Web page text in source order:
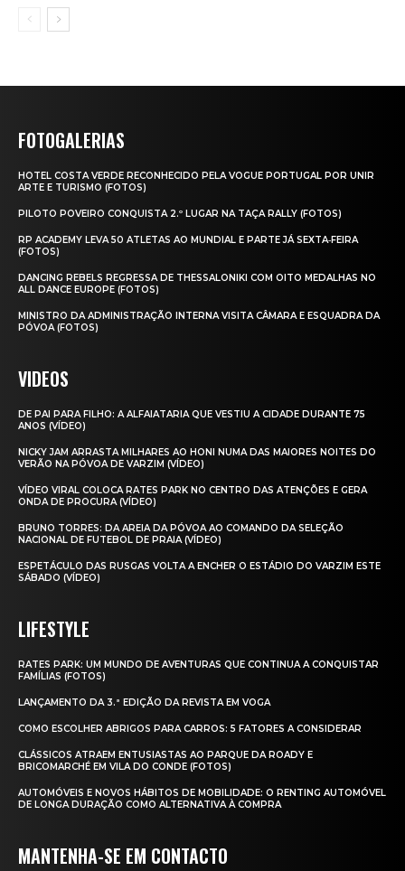
FOTOGALERIAS
HOTEL COSTA VERDE RECONHECIDO PELA VOGUE PORTUGAL POR UNIR
ARTE E TURISMO (FOTOS)
PILOTO POVEIRO CONQUISTA 2.º LUGAR NA TAÇA RALLY (FOTOS)
RP ACADEMY LEVA 50 ATLETAS AO MUNDIAL E PARTE JÁ SEXTA‑FEIRA
(FOTOS)
DANCING REBELS REGRESSA DE THESSALONIKI COM OITO MEDALHAS NO
ALL DANCE EUROPE (FOTOS)
MINISTRO DA ADMINISTRAÇÃO INTERNA VISITA CÂMARA E ESQUADRA DA
PÓVOA (FOTOS)
VIDEOS
DE PAI PARA FILHO: A ALFAIATARIA QUE VESTIU A CIDADE DURANTE 75
ANOS (VÍDEO)
NICKY JAM ARRASTA MILHARES AO HONI NUMA DAS MAIORES NOITES DO
VERÃO NA PÓVOA DE VARZIM (VÍDEO)
VÍDEO VIRAL COLOCA RATES PARK NO CENTRO DAS ATENÇÕES E GERA
ONDA DE PROCURA (VÍDEO)
BRUNO TORRES: DA AREIA DA PÓVOA AO COMANDO DA SELEÇÃO
NACIONAL DE FUTEBOL DE PRAIA (VÍDEO)
ESPETÁCULO DAS RUSGAS VOLTA A ENCHER O ESTÁDIO DO VARZIM ESTE
SÁBADO (VÍDEO)
LIFESTYLE
RATES PARK: UM MUNDO DE AVENTURAS QUE CONTINUA A CONQUISTAR
FAMÍLIAS (FOTOS)
LANÇAMENTO DA 3.ª EDIÇÃO DA REVISTA EM VOGA
COMO ESCOLHER ABRIGOS PARA CARROS: 5 FATORES A CONSIDERAR
CLÁSSICOS ATRAEM ENTUSIASTAS AO PARQUE DA ROADY E
BRICOMARCHÉ EM VILA DO CONDE (FOTOS)
AUTOMÓVEIS E NOVOS HÁBITOS DE MOBILIDADE: O RENTING AUTOMÓVEL
DE LONGA DURAÇÃO COMO ALTERNATIVA À COMPRA
MANTENHA-SE EM CONTACTO